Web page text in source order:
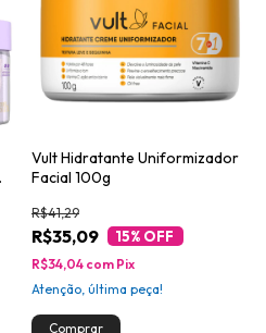
Vult Hidratante Uniformizador
Facial 100g
R$35,09
R$41,29
15% OFF
R$34,04 com Pix
Atenção, última peça!